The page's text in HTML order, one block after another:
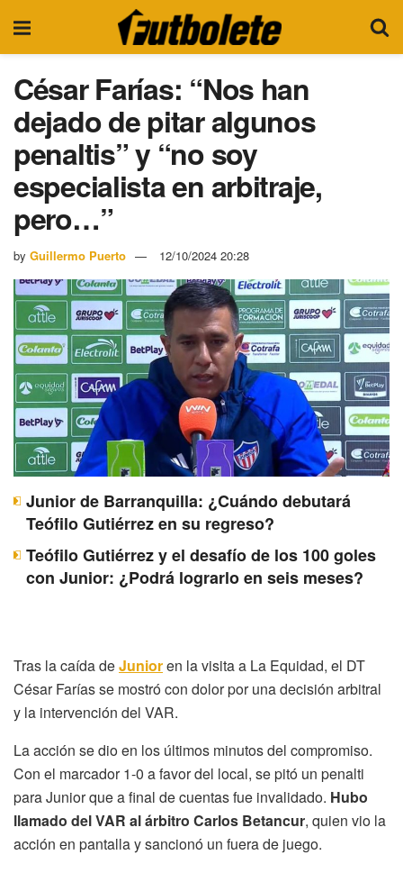
César Farías: “Nos han
dejado de pitar algunos
penaltis” y “no soy
especialista en arbitraje,
pero…”
by Guillermo Puerto 12/10/2024 20:28
Junior de Barranquilla: ¿Cuándo debutará
Teófilo Gutiérrez en su regreso?
Teófilo Gutiérrez y el desafío de los 100 goles
con Junior: ¿Podrá lograrlo en seis meses?
Tras la caída deJunioren la visita a La Equidad, el DT
César Farías se mostró con dolor por una decisión arbitral
y la intervención del VAR.
La acción se dio en los últimos minutos del compromiso.
Con el marcador 1-0 a favor del local, se pitó un penalti
para Junior que a final de cuentas fue invalidado. Hubo
llamado del VAR al árbitro Carlos Betancur, quien vio la
acción en pantalla y sancionó un fuera de juego.